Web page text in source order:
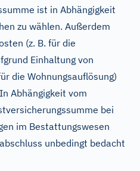
ist in Abhängigkeit
zu wählen. Außerdem
(z. B. für die
Einhaltung von
die Wohnungsauflösung)
Abhängigkeit vom
bei
im Bestattungswesen
unbedingt bedacht